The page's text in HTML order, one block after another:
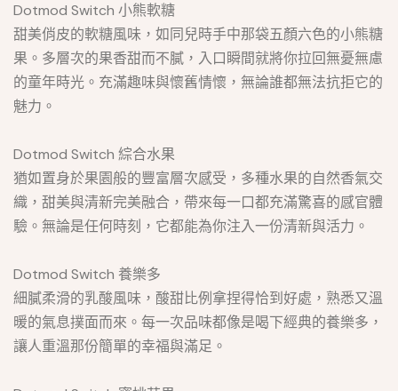
Dotmod Switch 小熊軟糖
甜美俏皮的軟糖風味，如同兒時手中那袋五顏六色的小熊糖
果。多層次的果香甜而不膩，入口瞬間就將你拉回無憂無慮
的童年時光。充滿趣味與懷舊情懷，無論誰都無法抗拒它的
魅力。
Dotmod Switch 綜合水果
猶如置身於果園般的豐富層次感受，多種水果的自然香氣交
織，甜美與清新完美融合，帶來每一口都充滿驚喜的感官體
驗。無論是任何時刻，它都能為你注入一份清新與活力。
Dotmod Switch 養樂多
細膩柔滑的乳酸風味，酸甜比例拿捏得恰到好處，熟悉又溫
暖的氣息撲面而來。每一次品味都像是喝下經典的養樂多，
讓人重溫那份簡單的幸福與滿足。